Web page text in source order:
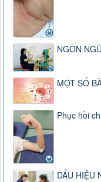
NGÔN
MỘT SỐ
Phục hồi
DẤU HIỆU